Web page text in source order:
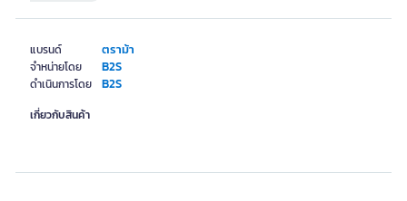
แบรนด์ ตราม้า
จำหน่ายโดย B2S
ดำเนินการโดย B2S
เกี่ยวกับสินค้า